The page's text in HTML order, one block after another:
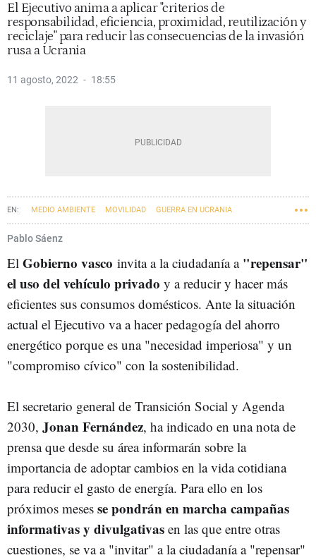
El Ejecutivo anima a aplicar "criterios de
responsabilidad, eficiencia, proximidad, reutilización y
reciclaje" para reducir las consecuencias de la invasión
rusa a Ucrania
11 agosto, 2022 18:55
MEDIO AMBIENTE MOVILIDAD GUERRA EN UCRANIA
Pablo Sáenz
El Gobierno vasco invita a la ciudadanía a"repensar"
el uso del vehículo privado y a reducir y hacer más
eficientes sus consumos domésticos. Ante la situación
actual el Ejecutivo va a hacer pedagogía del ahorro
energético porque es una "necesidad imperiosa" y un
"compromiso cívico" con la sostenibilidad.
El secretario general de Transición Social y Agenda
2030, Jonan Fernández, ha indicado en una nota de
prensa que desde su área informarán sobre la
importancia de adoptar cambios en la vida cotidiana
para reducir el gasto de energía. Para ello en los
próximos meses se pondrán en marcha campañas
informativas y divulgativas en las que entre otras
cuestiones, se va a "invitar" a la ciudadanía a "repensar"